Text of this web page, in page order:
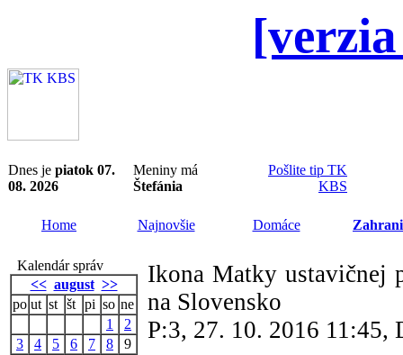
Dnes je piatok 07.
08. 2026
Meniny má
Štefánia
Pošlite tip TK
KBS
Home Najnovšie Domáce
Kalendár správ
<< august >>
po ut st št pi so ne
1
2
3
4 5 6 7 8
9
Ikona Matky ustavičnej
na Slovensko
P:3, 27. 10. 2016 11:45,